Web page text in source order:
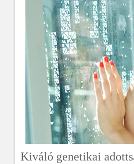
Kiváló genetikai